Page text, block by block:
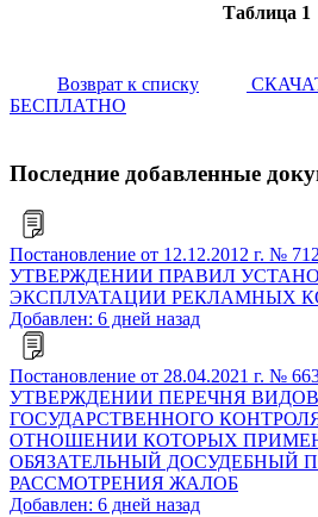
Таблица 1
Возврат к списку
БЕСПЛАТНО
Последние добавленные
Постановление от 12.12.2012 г. №
УТВЕРЖДЕНИИ ПРАВИЛ
ЭКСПЛУАТАЦИИ РЕКЛАМНЫХ
Добавлен: 6 дней назад
Постановление от 28.04.2021 г. №
УТВЕРЖДЕНИИ ПЕРЕЧНЯ
ГОСУДАРСТВЕННОГО
ОТНОШЕНИИ КОТОРЫХ
ОБЯЗАТЕЛЬНЫЙ ДОСУДЕБНЫЙ
РАССМОТРЕНИЯ ЖАЛОБ
Добавлен: 6 дней назад